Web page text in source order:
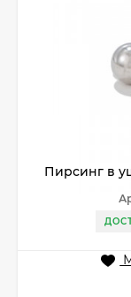
Пирсинг в